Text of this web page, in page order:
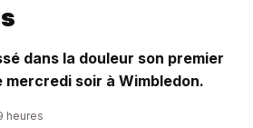
dans la douleur son premier
soir à Wimbledon.
heures